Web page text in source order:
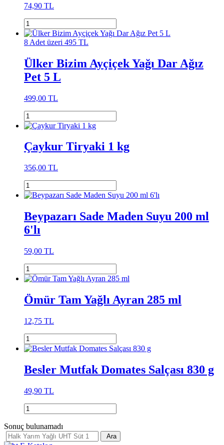
74,90 TL
8 Adet üzeri 495 TL
Ülker Bizim Ayçiçek Yağı Dar Ağız
Pet 5 L
499,00 TL
Çaykur Tiryaki 1 kg
356,00 TL
Beypazarı Sade Maden Suyu 200 ml
6'lı
59,00 TL
Ömür Tam Yağlı Ayran 285 ml
12,75 TL
Besler Mutfak Domates Salçası 830 g
49,90 TL
Sonuç bulunamadı
Ara